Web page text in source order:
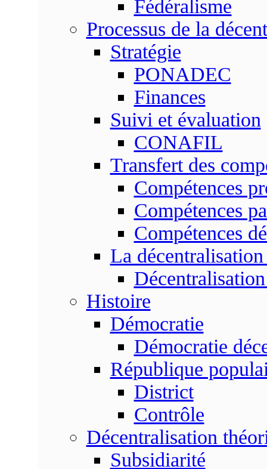
Fédéralisme
Processus de la
Stratégie
PONADEC
Finances
Suivi et évaluation
CONAFIL
Transfert des
Compétences
Compétences
Compétences
La
Histoire
Démocratie
Démocratie
République
District
Contrôle
Décentralisation
Subsidiarité